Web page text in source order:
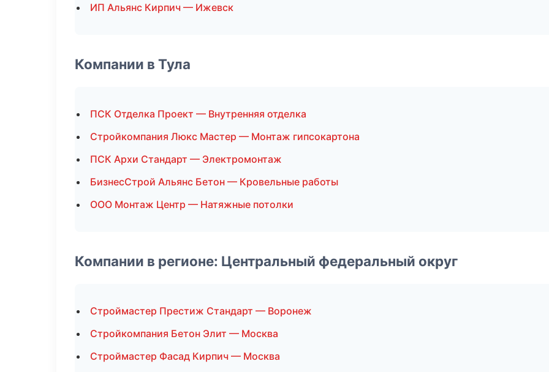
ИП Альянс Кирпич — Ижевск
Компании в Тула
ПСК Отделка Проект — Внутренняя отделка
Стройкомпания Люкс Мастер — Монтаж гипсокартона
ПСК Архи Стандарт — Электромонтаж
БизнесСтрой Альянс Бетон — Кровельные работы
ООО Монтаж Центр — Натяжные потолки
Компании в регионе: Центральный федеральный округ
Строймастер Престиж Стандарт — Воронеж
Стройкомпания Бетон Элит — Москва
Строймастер Фасад Кирпич — Москва